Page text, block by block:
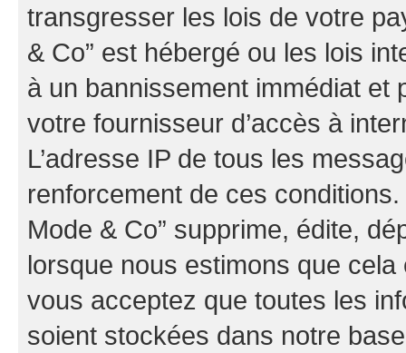
transgresser les lois de votre
& Co” est hébergé ou les lois
à un bannissement immédiat et
votre fournisseur d’accès à
L’adresse IP de tous les
renforcement de ces
Mode & Co” supprime, édite,
lorsque nous estimons que cela
vous acceptez que toutes les
soient stockées dans notre